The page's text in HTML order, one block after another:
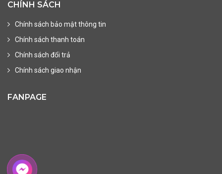
CHÍNH SÁCH
Chính sách bảo mật thông tin
Chính sách thanh toán
Chính sách đổi trả
Chính sách giao nhận
FANPAGE